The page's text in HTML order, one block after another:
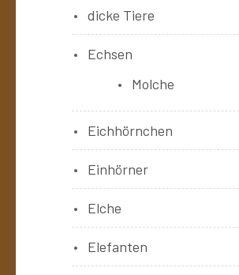
dicke Tiere
Echsen
Molche
Eichhörnchen
Einhörner
Elche
Elefanten